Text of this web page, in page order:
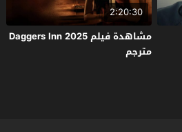
2:20:30
مشاهدة فيلم Daggers Inn 2025
مترجم